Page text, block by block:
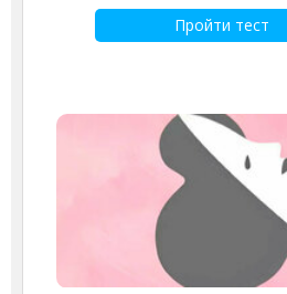
Пройти тест